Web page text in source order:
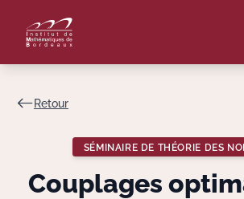
Retour
SÉMINAIRE DE THÉORIE DES
Couplages